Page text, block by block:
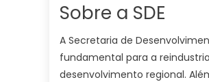
Sobre a SDE
A Secretaria de
fundamental para a
desenvolvimento regional.